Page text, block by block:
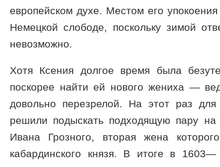
европейском духе. Местом его
Немецкой слободе, поскольку зимой
невозможно.
Хотя Ксения долгое время была
поскорее найти ей нового жениха —
довольно перезрелой. На этот раз
решили подыскать подходящую пару на
Ивана Грозного, вторая жена
кабардинского князя. В итоге в